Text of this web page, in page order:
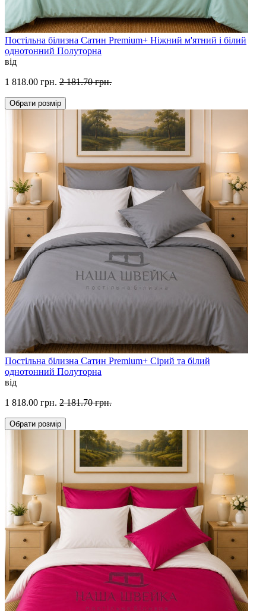
Постільна білизна Сатин Premium+ Ніжний м'ятний і білий
однотонний Полуторна
від
1 818.00 грн. 2 181.70 грн.
Обрати розмір
Постільна білизна Сатин Premium+ Сірий та білий
однотонний Полуторна
від
1 818.00 грн. 2 181.70 грн.
Обрати розмір